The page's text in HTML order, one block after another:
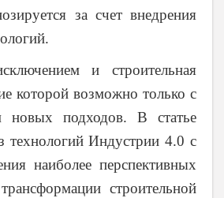
за счет внедрения
и строительная
которой возможно только с
новых подходов. В статье
технологий Индустрии 4.0 с
наиболее перспективных
строительной